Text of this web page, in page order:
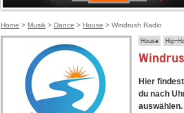
ANTENNE
Home > Musik > Dance > House > Windrush Radio
House Hip-
Hier
du nach